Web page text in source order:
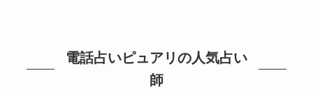
電話占いピュアリの人気占い
師